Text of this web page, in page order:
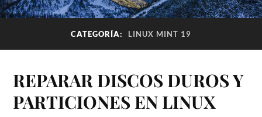
CATEGORÍA: LINUX MINT 19
REPARAR DISCOS DUROS Y
PARTICIONES EN LINUX